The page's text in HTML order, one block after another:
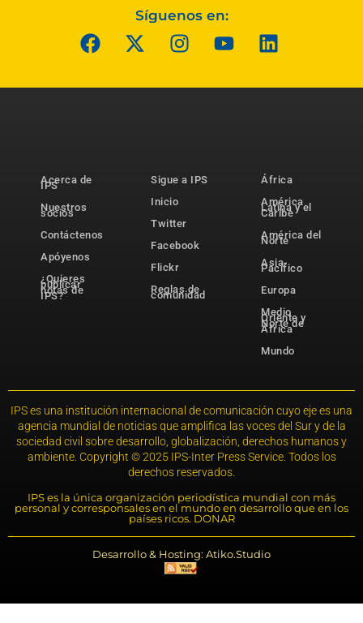
Síguenos en:
Acerca de
IPS
Nuestros
socios
Contáctenos
Apóyenos
¿Quieres
publicar
notas de
IPS?
Sigue a IPS
Inicio
Twitter
Facebook
Flickr
Reglas de
comunidad
África
América
Latina y el
Caribe
América del
Norte
Asia-
Pacífico
Europa
Medio
Oriente y
Norte de
África
Mundo
IPS es una institución internacional de comunicación cuyo eje es una
agencia mundial de noticias que amplifica las voces del Sur y de la
sociedad civil sobre desarrollo, globalización, derechos humanos y
ambiente. Copyright © 2025 IPS-Inter Press Service. Todos los
derechos reservados.
IPS es la única organización periodística mundial con más
personal y corresponsales en el mundo en desarrollo que en los
países ricos. DONAR
Desarrollo & Hosting: Atiko.Studio